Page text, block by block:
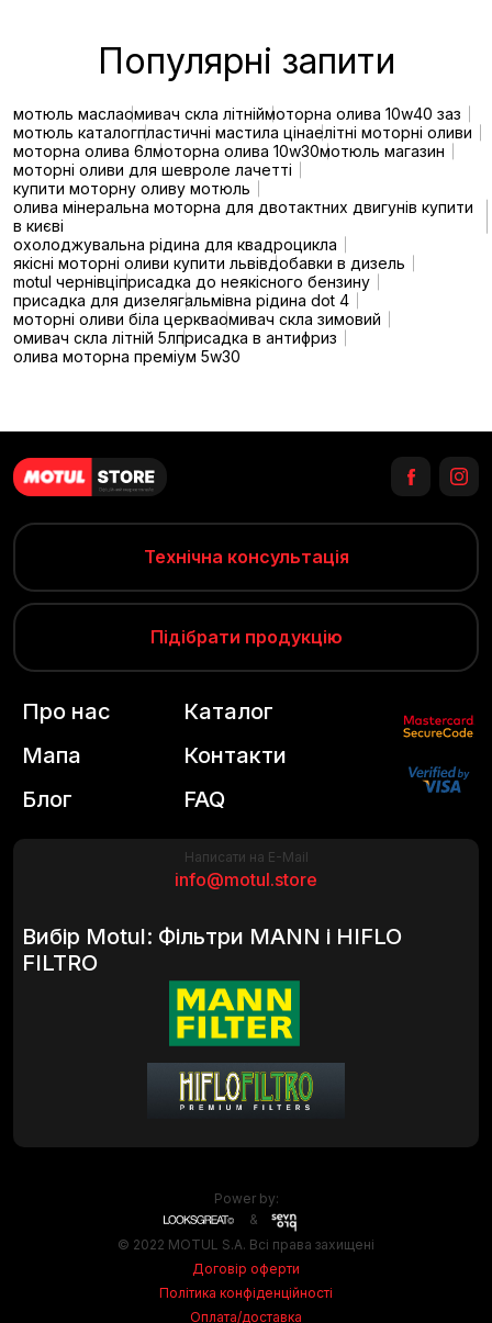
Популярні запити
мотюль маслаомивач скла літніймоторна олива 10w40 заз
мотюль каталогпластичні мастила цінаелітні моторні оливи
моторна олива 6лмоторна олива 10w30мотюль магазин
моторні оливи для шевроле лачетті
купити моторну оливу мотюль
олива мінеральна моторна для двотактних двигунів купити
в києві
охолоджувальна рідина для квадроцикла
якісні моторні оливи купити львівдобавки в дизель
motul чернівціприсадка до неякісного бензину
присадка для дизелягальмівна рідина dot 4
моторні оливи біла церкваомивач скла зимовий
омивач скла літній 5лприсадка в антифриз
олива моторна преміум 5w30
Технічна консультація
Підібрати продукцію
Написати на E-Mail
info@motul.store
Вибір Motul: Фільтри MANN і HIFLO
FILTRO
Про нас
Мапа
Блог
Каталог
Контакти
FAQ
© 2022 MOTUL S.A. Всі права захищені
Договір оферти
Політика конфіденційності
Оплата/доставка
Power by:
&